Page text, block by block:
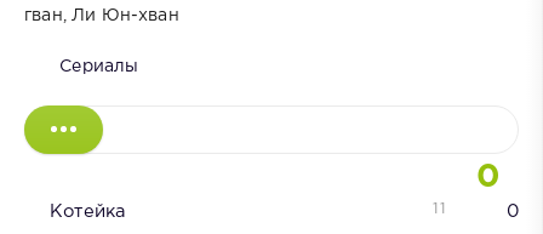
гван, Ли Юн-хван
Сериалы
0
Котейка 0
11